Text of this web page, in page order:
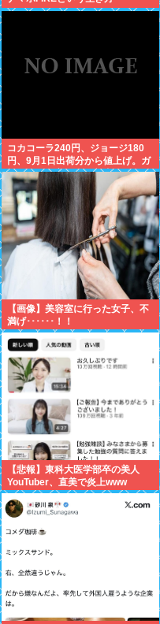
コカコーラ240円、ジョージ180
円、9月1日出荷分から値上げ。ガ
ソリンより高いとか意味不明すぎ
る
【画像】美容室に行った女子、不
満げ･･････！！
【悲報】東科大医学部卒の美人
YouTuber、直美で炎上www